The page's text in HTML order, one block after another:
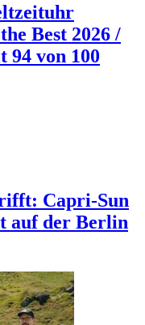
Best 2026 /
94 von 100
Capri-Sun
auf der Berlin